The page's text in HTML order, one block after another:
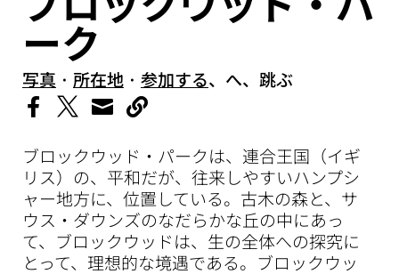
ーク
写真 · 所在地 · 参加する、へ、跳ぶ
   
ブロックウッド・パークは、連合王国（イギ
リス）の、平和だが、往来しやすいハンプシ
ャー地方に、位置している。古木の森と、サ
ウス・ダウンズのなだらかな丘の中にあっ
て、ブロックウッドは、生の全体への探究に
とって、理想的な境遇である。ブロックウッ